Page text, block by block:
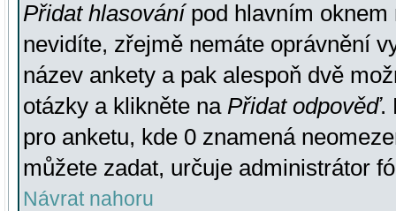
Přidat hlasovánípod hlavním oknem
nevidíte, zřejmě nemáte oprávnění
název ankety a pak alespoň dvě
otázky a klikněte na Přidat odpověď.
pro anketu, kde 0 znamená
můžete zadat, určuje administrátor
Návrat nahoru